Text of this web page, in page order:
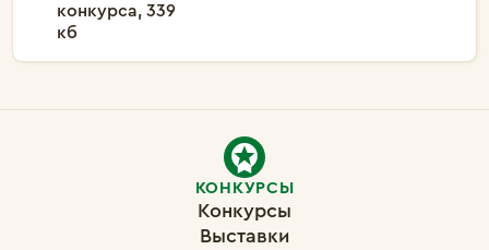
конкурса, 339
кб
КОНКУРСЫ
Конкурсы
Выставки